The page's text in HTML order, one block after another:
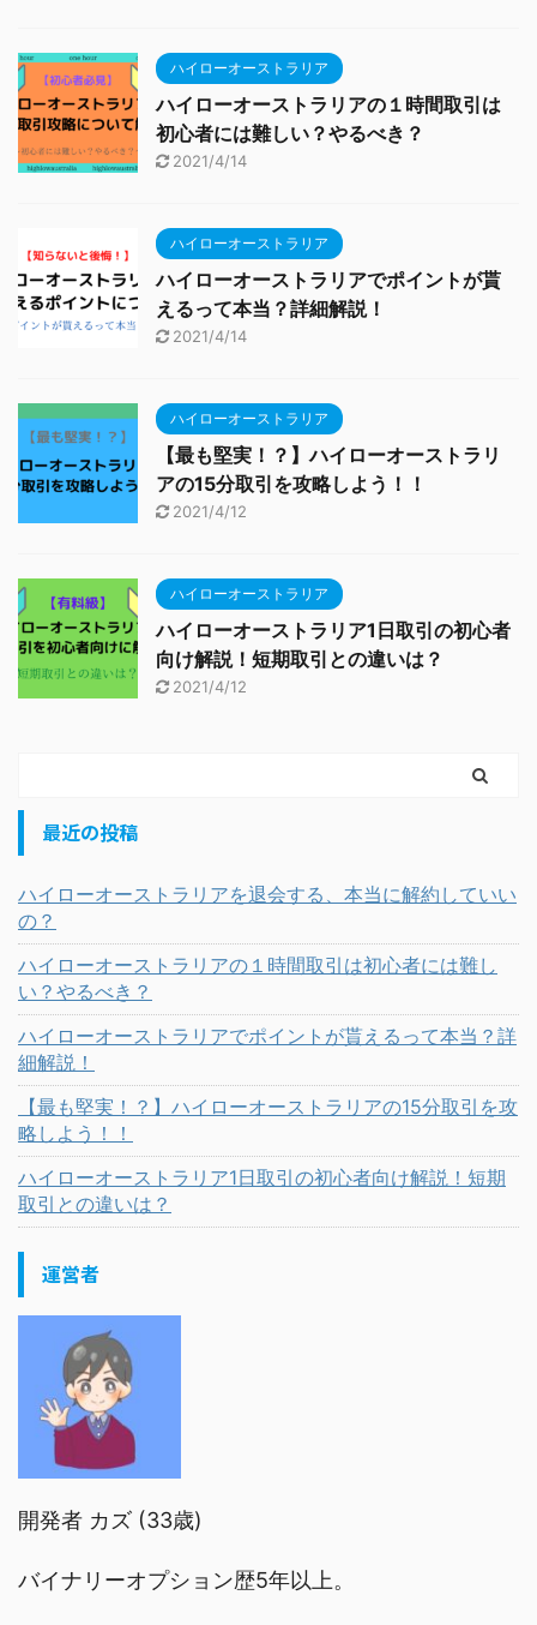
ハイローオーストラリア
ハイローオーストラリアの１時間取引は
初心者には難しい？やるべき？
2021/4/14
ハイローオーストラリア
ハイローオーストラリアでポイントが貰
えるって本当？詳細解説！
2021/4/14
ハイローオーストラリア
【最も堅実！？】ハイローオーストラリ
アの15分取引を攻略しよう！！
2021/4/12
ハイローオーストラリア
ハイローオーストラリア1日取引の初心者
向け解説！短期取引との違いは？
2021/4/12
最近の投稿
ハイローオーストラリアを退会する、本当に解約していい
の？
ハイローオーストラリアの１時間取引は初心者には難し
い？やるべき？
ハイローオーストラリアでポイントが貰えるって本当？詳
細解説！
【最も堅実！？】ハイローオーストラリアの15分取引を攻
略しよう！！
ハイローオーストラリア1日取引の初心者向け解説！短期
取引との違いは？
運営者
開発者 カズ (33歳)
バイナリーオプション歴5年以上。